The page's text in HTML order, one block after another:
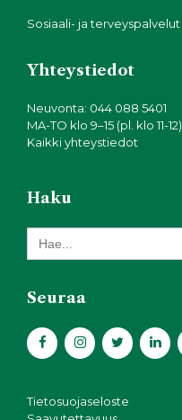
Sosiaali- ja terveyspalvelut
Yhteystiedot
Neuvonta: 044 088 5401
MA-TO klo 9–15 (pl. klo 11-12)
Kaikki yhteystiedot
Haku
Search
for:
Seuraa
Tietosuojaseloste